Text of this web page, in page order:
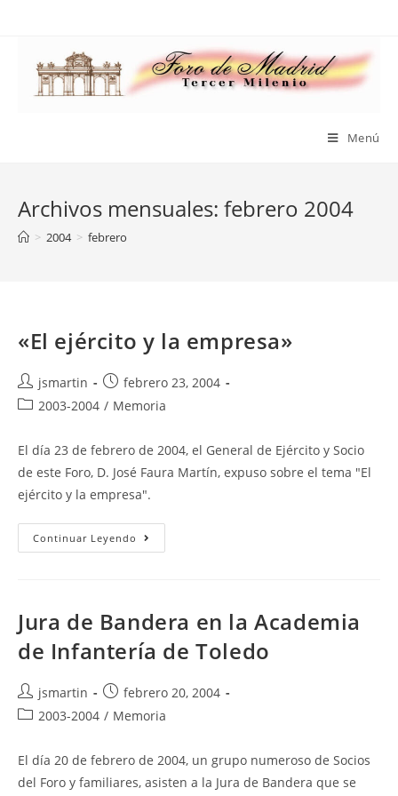
Menú
Archivos mensuales: febrero 2004
> 2004 > febrero
«El ejército y la empresa»
Autor
de
jsmartin
Publicación
de
febrero 23, 2004
Categoría
la
entrada:
2003-2004 / Memoria
El día 23 de febrero de 2004, el General de Ejército y Socio
de este Foro, D. José Faura Martín, expuso sobre el tema "El
ejército y la empresa".
Continuar Leyendo «El
Ejército
Jura de Bandera en la Academia
de Infantería de Toledo
Autor
de
jsmartin
Publicación
de
febrero 20, 2004
Categoría
la
entrada:
2003-2004 / Memoria
El día 20 de febrero de 2004, un grupo numeroso de Socios
del Foro y familiares, asisten a la Jura de Bandera que se